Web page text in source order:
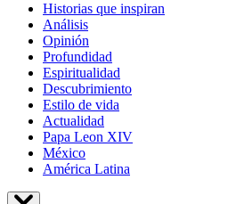
Historias que inspiran
Análisis
Opinión
Profundidad
Espiritualidad
Descubrimiento
Estilo de vida
Actualidad
Papa Leon XIV
México
América Latina